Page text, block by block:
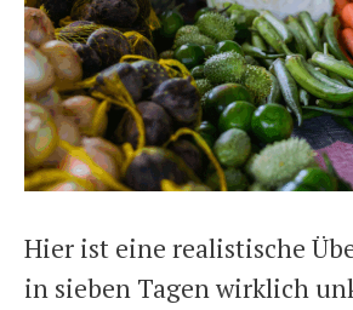
Hier ist eine realistische
in sieben Tagen wirklich